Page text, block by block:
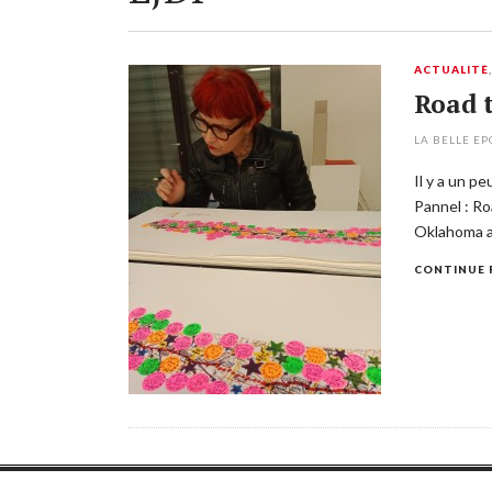
ACTUALITÉ
Road
LA BELLE
Il y a un
Pannel :
Oklahoma
CONTINUE